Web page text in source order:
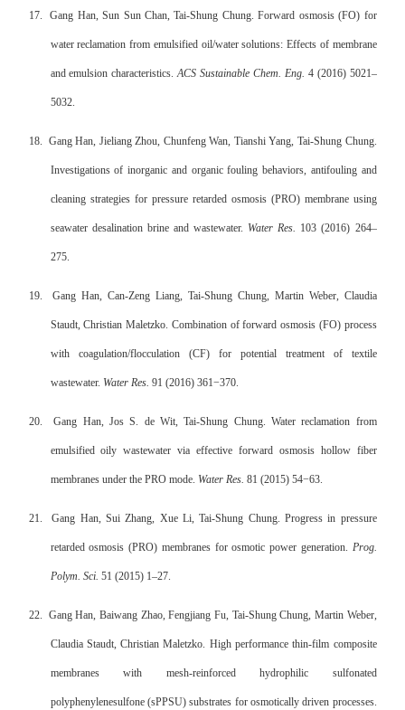
17. Gang Han, Sun Sun Chan, Tai-Shung Chung. Forward osmosis (FO) for
water reclamation from emulsified oil/water solutions: Effects of membrane
and emulsion characteristics.ACS Sustainable Chem. Eng. 4 (2016) 5021–
5032.
18. Gang Han, Jieliang Zhou, Chunfeng Wan, Tianshi Yang, Tai-Shung Chung.
Investigations of inorganic and organic fouling behaviors, antifouling and
cleaning strategies for pressure retarded osmosis (PRO) membrane using
seawater desalination brine and wastewater. Water Res. 103 (2016) 264–
275.
19. Gang Han, Can-Zeng Liang, Tai-Shung Chung, Martin Weber, Claudia
Staudt, Christian Maletzko. Combination of forward osmosis (FO) process
with coagulation/flocculation (CF) for potential treatment of textile
wastewater. Water Res. 91 (2016) 361−370.
20. Gang Han, Jos S. de Wit, Tai-Shung Chung. Water reclamation from
emulsified oily wastewater via effective forward osmosis hollow fiber
membranes under the PRO mode. Water Res. 81 (2015) 54−63.
21. Gang Han, Sui Zhang, Xue Li, Tai-Shung Chung. Progress in pressure
retarded osmosis (PRO) membranes for osmotic power generation. Prog.
Polym. Sci. 51 (2015) 1–27.
22. Gang Han, Baiwang Zhao, Fengjiang Fu, Tai-Shung Chung, Martin Weber,
Claudia Staudt, Christian Maletzko. High performance thin-film composite
membranes with mesh-reinforced hydrophilic sulfonated
polyphenylenesulfone (sPPSU) substrates for osmotically driven processes.